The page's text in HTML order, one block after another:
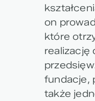
on
które
realizację
fundacje,
także